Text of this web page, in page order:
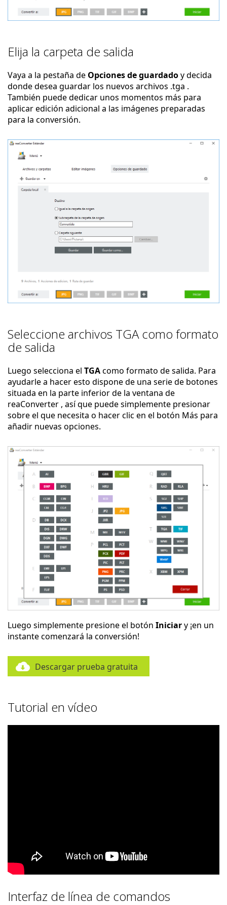
Elija la carpeta de salida
Vaya a la pestaña de Opciones de guardadoy decida
donde desea guardar los nuevos archivos .tga .
También puede dedicar unos momentos más para
aplicar edición adicional a las imágenes preparadas
para la conversión.
Seleccione archivos TGA como formato
de salida
Luego selecciona el TGAcomo formato de salida. Para
ayudarle a hacer esto dispone de una serie de botones
situada en la parte inferior de la ventana de
reaConverter , así que puede simplemente presionar
sobre el que necesita o hacer clic en el botón Más para
añadir nuevas opciones.
Luego simplemente presione el botón Iniciary ¡en un
instante comenzará la conversión!
Descargar prueba gratuita
Tutorial en vídeo
Interfaz de línea de comandos